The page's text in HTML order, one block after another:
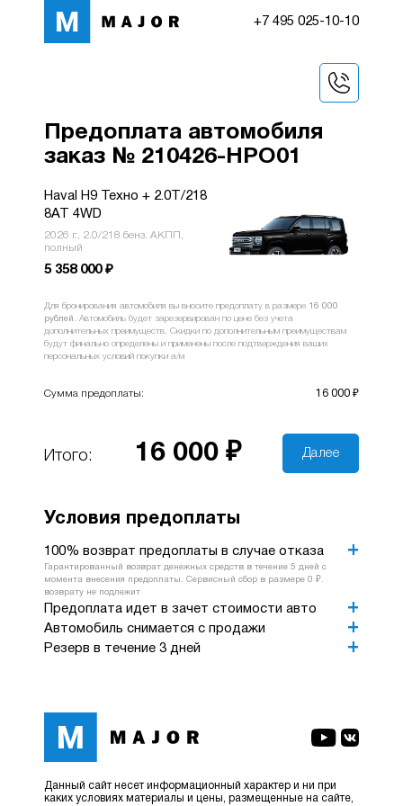
+7 495 025-10-10
Предоплата автомобиля
заказ № 210426-HPO01
Haval H9 Техно + 2.0T/218
8AT 4WD
2026 г., 2.0/218 бенз. АКПП,
полный
5 358 000 ₽
Для бронирования автомобиля вы вносите предоплату в размере 16 000
рублей
. Автомобиль будет зарезервирован по цене без учета
дополнительных преимуществ. Скидки по дополнительным преимуществам
будут финально определены и применены после подтверждения ваших
персональных условий покупки a/м
Сумма предоплаты: 16 000 ₽
Итого: 16 000 ₽ Далее
Условия предоплаты
100% возврат предоплаты в случае отказа
Гарантированный возврат денежных средств в течение 5 дней с
момента внесения предоплаты. Сервисный сбор в размере 0 ₽.
возврату не подлежит
Предоплата идет в зачет стоимости авто
Автомобиль снимается с продажи
Резерв в течение 3 дней
Данный сайт несет информационный характер и ни при
каких условиях материалы и цены, размещенные на сайте,